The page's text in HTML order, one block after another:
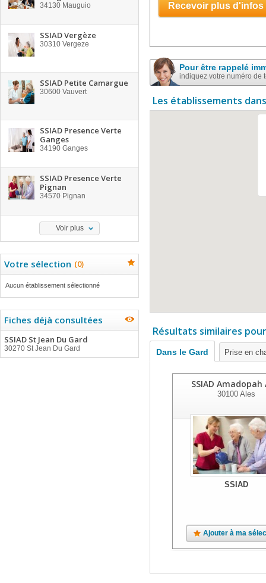
34130 Mauguio
SSIAD Vergèze
30310 Vergeze
SSIAD Petite Camargue
30600 Vauvert
SSIAD Presence Verte
Ganges
34190 Ganges
SSIAD Presence Verte
Pignan
34570 Pignan
Voir plus
Votre sélection (0)
Aucun établissement sélectionné
Fiches déjà consultées
SSIAD St Jean Du Gard
30270 St Jean Du Gard
Recevoir plus d'infos
Pour être rappelé
indiquez votre numéro de
Les établissements
Résultats similaires
Dans le Gard Prise en
SSIAD Amadopah
30100Ales
SSIAD
Ajouter à ma